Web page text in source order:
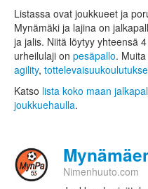
Listassa ovat joukkueet ja
Mynämäki ja lajina on
ja jalis. Niitä löytyy yhteensä
urheilulaji on pesäpallo.
agility,
Katso lista koko maan
joukkuehaulla.
Nimenhuuto.com